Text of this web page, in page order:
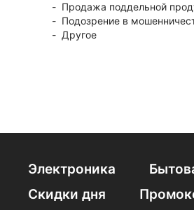
Продажа поддельной
Подозрение в
Другое
Электроника
Скидки дня